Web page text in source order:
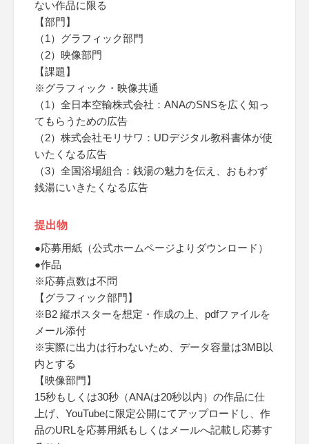
ない作品に限る
【部門】
（1）グラフィック部門
（2）映像部門
【課題】
※グラフィック・映像共通
（1）全日本空輸株式会社：ANAのSNSを広く知っ
てもらうための広告
（2）株式会社モリサワ：UDデジタル教科書体が使
いたくなる広告
（3）全国浴場組合：銭湯の魅力を伝え、おもわず
銭湯にいきたくなる広告
提出物
●応募用紙（公式ホームページよりダウンロード）
●作品
※応募点数は不問
【グラフィック部門】
※B2 縦ポスターを想定・作成の上、pdfファイルを
メール添付
※実際に出力は行わないため、データ容量は3MB以
内とする
【映像部門】
15秒もしくは30秒（ANAは20秒以内）の作品に仕
上げ、YouTubeに限定公開にてアップロードし、作
品のURLを応募用紙もしくはメールへ記載し応募す